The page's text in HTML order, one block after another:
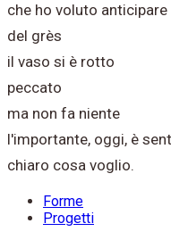
che ho voluto
del grès
il vaso si è rotto
peccato
ma non fa niente
l'importante, oggi, è
chiaro cosa voglio.
Forme
Progetti